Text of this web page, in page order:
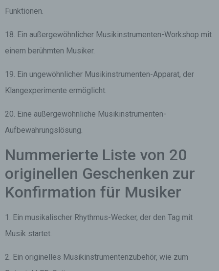
Funktionen.
18. Ein außergewöhnlicher Musikinstrumenten-Workshop mit
einem berühmten Musiker.
19. Ein ungewöhnlicher Musikinstrumenten-Apparat, der
Klangexperimente ermöglicht.
20. Eine außergewöhnliche Musikinstrumenten-
Aufbewahrungslösung.
Nummerierte Liste von 20
originellen Geschenken zur
Konfirmation für Musiker
1. Ein musikalischer Rhythmus-Wecker, der den Tag mit
Musik startet.
2. Ein originelles Musikinstrumentenzubehör, wie zum